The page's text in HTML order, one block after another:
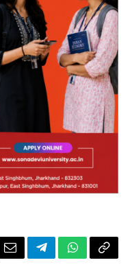
EmailTelegramWhatsApp
Copy